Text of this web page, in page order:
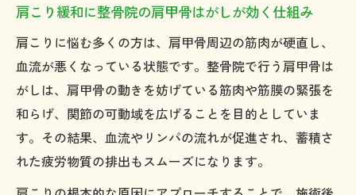
肩こり緩和に整骨院の肩甲骨はがしが効く仕組み
肩こりに悩む多くの方は、肩甲骨周辺の筋肉が硬直し、
血流が悪くなっている状態です。整骨院で行う肩甲骨は
がしは、肩甲骨の動きを妨げている筋肉や筋膜の緊張を
和らげ、関節の可動域を広げることを目的としていま
す。その結果、血流やリンパの流れが促進され、蓄積さ
れた疲労物質の排出もスムーズになります。